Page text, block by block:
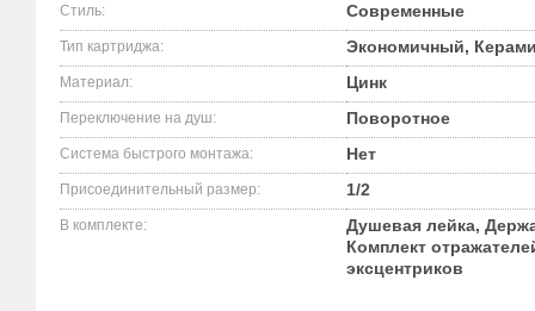
Стиль: Современные
Тип картриджа: Экономичный,
Материал: Цинк
Переключение на душ: Поворотное
Система быстрого монтажа: Нет
Присоединительный размер: 1/2
В комплекте:
Душевая лейка,
Комплект
эксцентриков